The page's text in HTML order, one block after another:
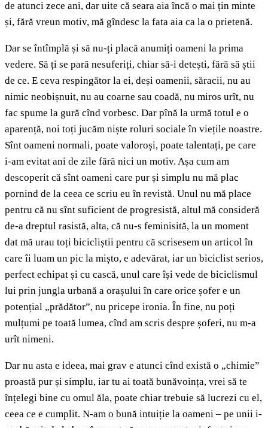
de atunci zece ani, dar uite că seara aia încă o mai țin minte
și, fără vreun motiv, mă gîndesc la fata aia ca la o prietenă.
Dar se întîmplă și să nu-ți placă anumiți oameni la prima
vedere. Să ți se pară nesuferiți, chiar să-i detești, fără să știi
de ce. E ceva respingător la ei, deși oamenii, săracii, nu au
nimic neobișnuit, nu au coarne sau coadă, nu miros urît, nu
fac spume la gură cînd vorbesc. Dar pînă la urmă totul e o
aparență, noi toți jucăm niște roluri sociale în viețile noastre.
Sînt oameni normali, poate valoroși, poate talentați, pe care
i-am evitat ani de zile fără nici un motiv. Așa cum am
descoperit că sînt oameni care pur și simplu nu mă plac
pornind de la ceea ce scriu eu în revistă. Unul nu mă place
pentru că nu sînt suficient de progresistă, altul mă consideră
de-a dreptul rasistă, alta, că nu-s feminisită, la un moment
dat mă urau toți bicicliștii pentru că scrisesem un articol în
care îi luam un pic la mișto, e adevărat, iar un biciclist serios,
perfect echipat și cu cască, unul care își vede de biciclismul
lui prin jungla urbană a orașului în care orice șofer e un
potențial „prădător”, nu pricepe ironia. În fine, nu poți
mulțumi pe toată lumea, cînd am scris despre șoferi, nu m-a
urît nimeni.
Dar nu asta e ideea, mai grav e atunci cînd există o „chimie”
proastă pur și simplu, iar tu ai toată bunăvoința, vrei să te
înțelegi bine cu omul ăla, poate chiar trebuie să lucrezi cu el,
ceea ce e cumplit. N-am o bună intuiție la oameni – pe unii i-